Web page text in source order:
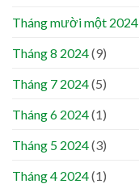
Tháng mười một 2024
Tháng 8 2024(9)
Tháng 7 2024(5)
Tháng 6 2024(1)
Tháng 5 2024(3)
Tháng 4 2024(1)